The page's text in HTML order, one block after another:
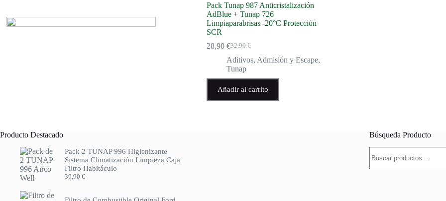
Pack Tunap 987 Anticristalización
AdBlue + Tunap 726
Limpiaparabrisas -20°C Protección
SCR
32,90€
El
precio
original
32,90 €.
28,90 €El
precio
actual
28,90 €.
Aditivos, Admisión y Escape,
Tunap
Añadir al carrito
Producto Destacado
Pack 2 TUNAP 996 Higienizante
Sistema Climatización Limpieza Caja
Filtro Habitáculo
39,90 €
Búsqueda Producto